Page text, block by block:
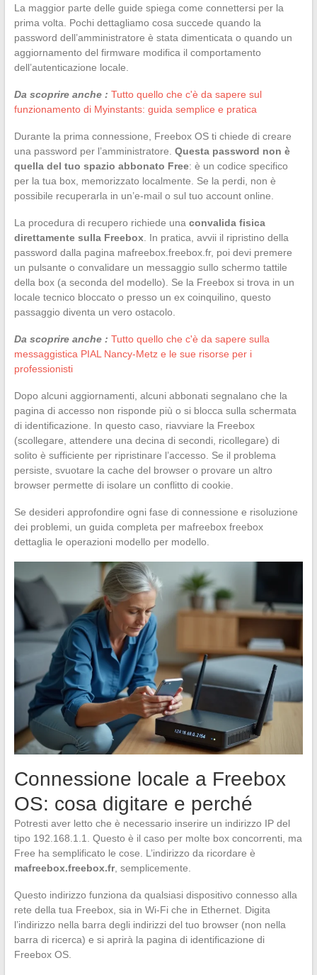
La maggior parte delle guide spiega come connettersi per la
prima volta. Pochi dettagliamo cosa succede quando la
password dell’amministratore è stata dimenticata o quando un
aggiornamento del firmware modifica il comportamento
dell’autenticazione locale.
Da scoprire anche : Tutto quello che c'è da sapere sul
funzionamento di Myinstants: guida semplice e pratica
Durante la prima connessione, Freebox OS ti chiede di creare
una password per l’amministratore. Questa password non è
quella del tuo spazio abbonato Free: è un codice specifico
per la tua box, memorizzato localmente. Se la perdi, non è
possibile recuperarla in un’e-mail o sul tuo account online.
La procedura di recupero richiede una convalida fisica
direttamente sulla Freebox. In pratica, avvii il ripristino della
password dalla pagina mafreebox.freebox.fr, poi devi premere
un pulsante o convalidare un messaggio sullo schermo tattile
della box (a seconda del modello). Se la Freebox si trova in un
locale tecnico bloccato o presso un ex coinquilino, questo
passaggio diventa un vero ostacolo.
Da scoprire anche : Tutto quello che c'è da sapere sulla
messaggistica PIAL Nancy-Metz e le sue risorse per i
professionisti
Dopo alcuni aggiornamenti, alcuni abbonati segnalano che la
pagina di accesso non risponde più o si blocca sulla schermata
di identificazione. In questo caso, riavviare la Freebox
(scollegare, attendere una decina di secondi, ricollegare) di
solito è sufficiente per ripristinare l’accesso. Se il problema
persiste, svuotare la cache del browser o provare un altro
browser permette di isolare un conflitto di cookie.
Se desideri approfondire ogni fase di connessione e risoluzione
dei problemi, un guida completa per mafreebox freebox
dettaglia le operazioni modello per modello.
Connessione locale a Freebox
OS: cosa digitare e perché
Potresti aver letto che è necessario inserire un indirizzo IP del
tipo 192.168.1.1. Questo è il caso per molte box concorrenti, ma
Free ha semplificato le cose. L’indirizzo da ricordare è
mafreebox.freebox.fr, semplicemente.
Questo indirizzo funziona da qualsiasi dispositivo connesso alla
rete della tua Freebox, sia in Wi-Fi che in Ethernet. Digita
l’indirizzo nella barra degli indirizzi del tuo browser (non nella
barra di ricerca) e si aprirà la pagina di identificazione di
Freebox OS.